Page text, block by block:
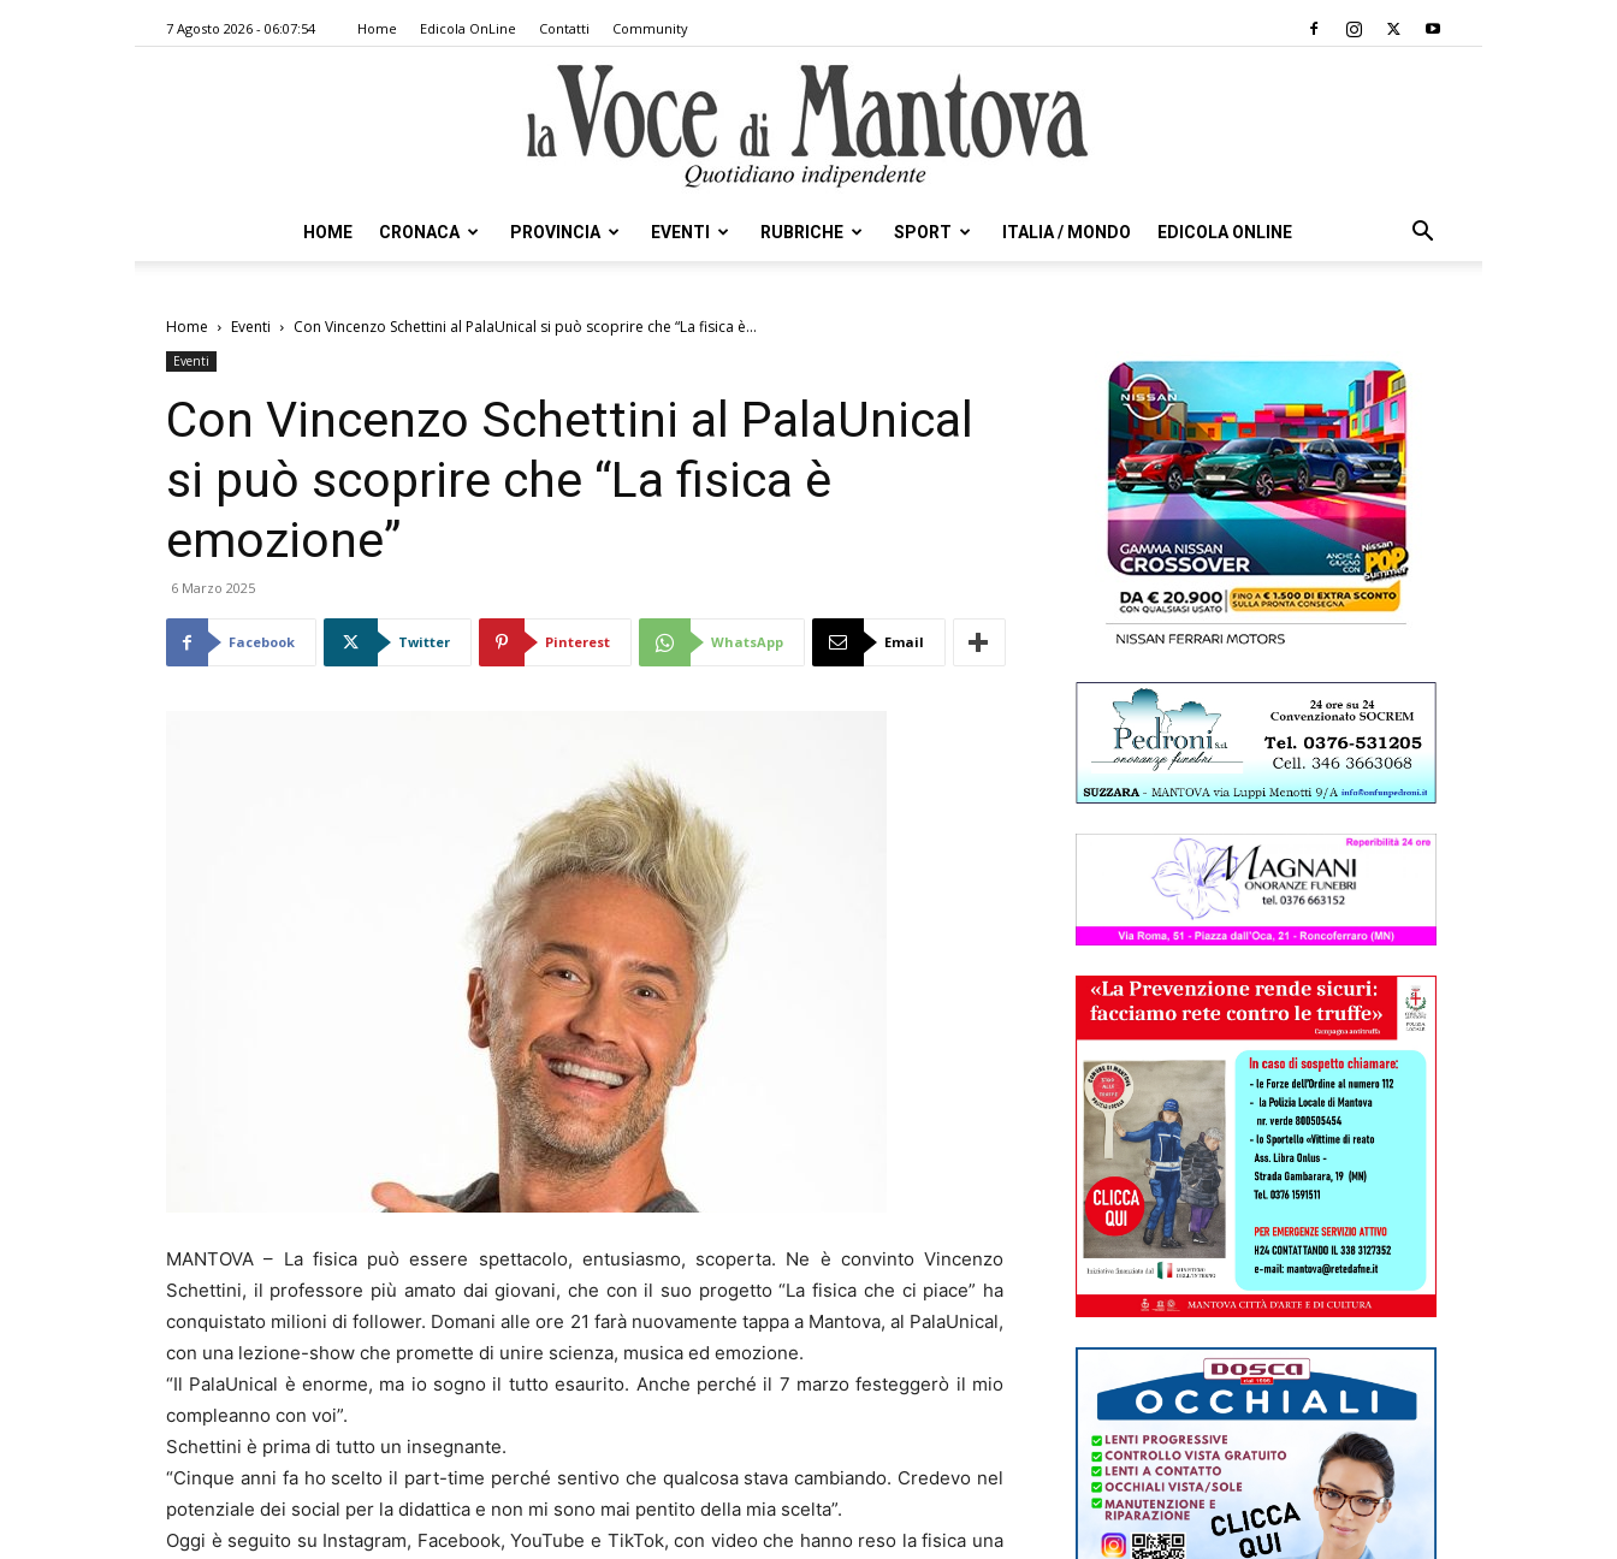
7 Agosto 2026 - 06:07:54 Home Edicola OnLine Contatti Community
Voce
HOME CRONACA PROVINCIA EVENTI RUBRICHE SPORT ITALIA / MONDO EDICOLA ONLINE
Home Eventi Con Vincenzo Schettini al PalaUnical si può scoprire che “La fisica è...
Eventi
Con Vincenzo Schettini al PalaUnical
si può scoprire che “La fisica è
emozione”
6 Marzo 2025
Facebook Twitter Pinterest WhatsApp Email
MANTOVA – La fisica può essere spettacolo, entusiasmo, scoperta. Ne è convinto Vincenzo
Schettini, il professore più amato dai giovani, che con il suo progetto “La fisica che ci piace” ha
conquistato milioni di follower. Domani alle ore 21 farà nuovamente tappa a Mantova, al PalaUnical,
con una lezione-show che promette di unire scienza, musica ed emozione.
“Il PalaUnical è enorme, ma io sogno il tutto esaurito. Anche perché il 7 marzo festeggerò il mio
compleanno con voi”.
Schettini è prima di tutto un insegnante.
“Cinque anni fa ho scelto il part-time perché sentivo che qualcosa stava cambiando. Credevo nel
potenziale dei social per la didattica e non mi sono mai pentito della mia scelta”.
Oggi è seguito su Instagram, Facebook, YouTube e TikTok, con video che hanno reso la fisica una